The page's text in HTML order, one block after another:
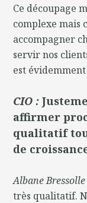
Ce découpage
complexe mais
accompagner
servir nos
est
CIO :
affirmer
qualitatif
de
Albane
très qualitatif.